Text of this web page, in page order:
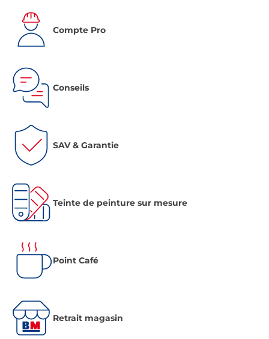
Compte Pro
Conseils
SAV & Garantie
Teinte de peinture sur mesure
Point Café
Retrait magasin